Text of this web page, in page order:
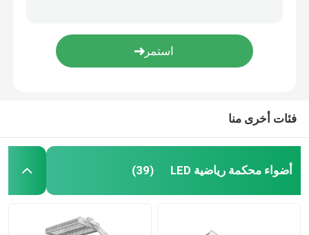
فئات أخرى منا
أضواء محكمة رياضية LED (39)